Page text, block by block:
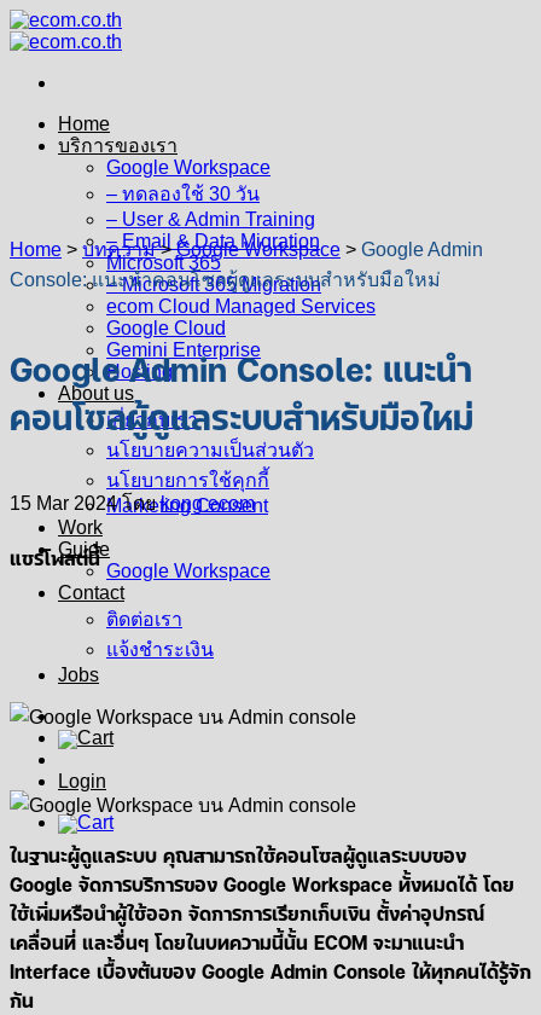
Skip
to
Home
บริการของเรา
Google Workspace
– ทดลองใช้ 30 วัน
– User & Admin Training
– Email & Data Migration
Microsoft 365
– Microsoft 365 Migration
ecom Cloud Managed Services
Google Cloud
Gemini Enterprise
Hosting
About us
เกี่ยวกับเรา
นโยบายความเป็นส่วนตัว
นโยบายการใช้คุกกี้
Marketing Consent
Work
Guide
Google Workspace
Contact
ติดต่อเรา
แจ้งชำระเงิน
Jobs
Login
Home > บทความ>Google Workspace > Google Admin
Console: แนะนำคอนโซลผู้ดูแลระบบสำหรับมือใหม่
Google Admin Console: แนะนำ
คอนโซลผู้ดูแลระบบสำหรับมือใหม่
15 Mar 2024โดยkong ecom
แชร์โพสต์นี้
ในฐานะผู้ดูแลระบบ คุณสามารถใช้คอนโซลผู้ดูแลระบบของ
Google จัดการบริการของ Google Workspace ทั้งหมดได้ โดย
ใช้เพิ่มหรือนำผู้ใช้ออก จัดการการเรียกเก็บเงิน ตั้งค่าอุปกรณ์
เคลื่อนที่ และอื่นๆ โดยในบทความนี้นั้น ECOM จะมาแนะนำ
Interface เบื้องต้นของ Google Admin Console ให้ทุกคนได้รู้จัก
กัน